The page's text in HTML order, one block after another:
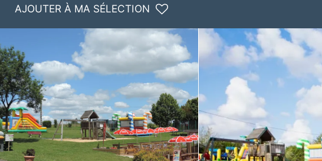
AJOUTER À MA SÉLECTION